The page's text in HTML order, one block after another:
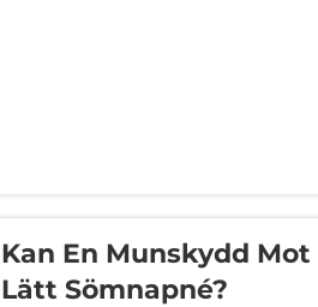
Kan En Munskydd
Lätt Sömnapné?